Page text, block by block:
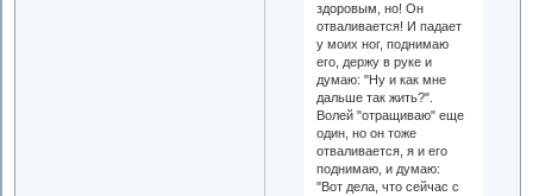
здоровым, но! Он
отваливается! И падает
у моих ног, поднимаю
его, держу в руке и
думаю: "Ну и как мне
дальше так жить?".
Волей "отращиваю" еще
один, но он тоже
отваливается, я и его
поднимаю, и думаю:
"Вот дела, что сейчас с